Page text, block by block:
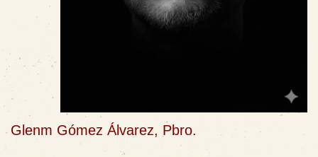
Glenm Gómez Álvarez, Pbro.